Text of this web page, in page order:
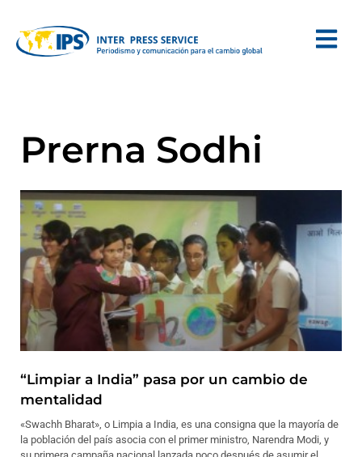
Prerna Sodhi
“Limpiar a India” pasa por un cambio de
mentalidad
«Swachh Bharat», o Limpia a India, es una consigna que la mayoría de
la población del país asocia con el primer ministro, Narendra Modi, y